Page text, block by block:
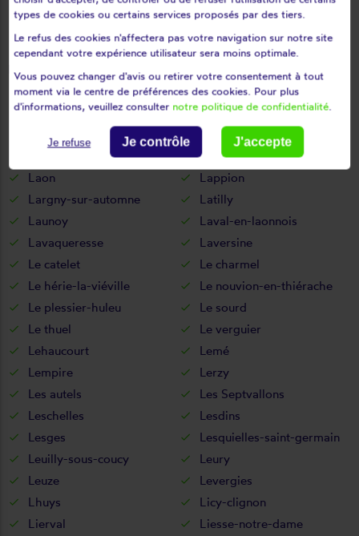
La neuville-lès-dorengt
La vallée-au-blé
La vallée-mulâtre
La ville-aux-bois-lès-dizy
La ville-aux-bois-lès-pontavert
Laffaux
Laigny
Lanchy
Landicourt
Landifay-et-bertaignemont
Landouzy-la-cour
Landouzy-la-ville
Laniscourt
Laon
Lappion
Largny-sur-automne
Latilly
Launoy
Laval-en-laonnois
Lavaqueresse
Laversine
Le catelet
Le charmel
Le hérie-la-viéville
Le nouvion-en-thiérache
Le plessier-huleu
Le sourd
Le thuel
Le verguier
Lehaucourt
Lemé
Lempire
Lerzy
Les autels
Les Septvallons
Leschelles
Lesdins
Lesges
Lesquielles-saint-germain
Leuilly-sous-coucy
Leury
Leuze
Levergies
Lhuys
Licy-clignon
Lierval
Liesse-notre-dame
types de cookies ou certains services proposés par des tiers.
Le refus des cookies n'affectera pas votre navigation sur notre site
cependant votre expérience utilisateur sera moins optimale.
Vous pouvez changer d'avis ou retirer votre consentement à tout
moment via le centre de préférences des cookies. Pour plus
d'informations, veuillez consulter notre politique de confidentialité.
Je refuse Je contrôle J'accepte